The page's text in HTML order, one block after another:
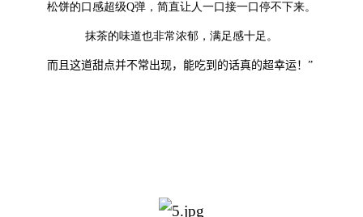
松饼的口感超级Q弹，简直让人一口接一口停不下来。
抹茶的味道也非常浓郁，满足感十足。
而且这道甜点并不常出现，能吃到的话真的超幸运！ ”